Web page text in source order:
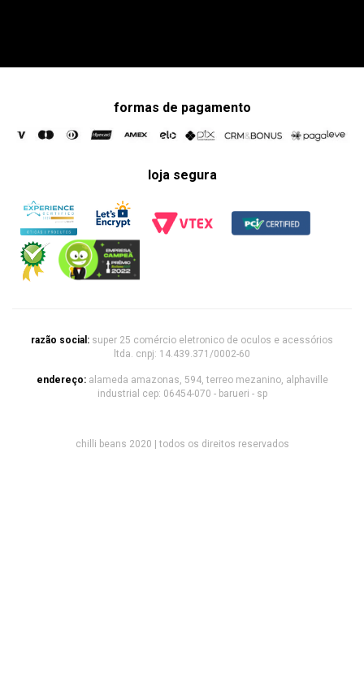
formas de pagamento
loja segura
razão social: super 25 comércio eletronico de oculos e acessórios
ltda. cnpj: 14.439.371/0002-60
endereço: alameda amazonas, 594, terreo mezanino, alphaville
industrial cep: 06454-070 - barueri - sp
chilli beans 2020 | todos os direitos reservados